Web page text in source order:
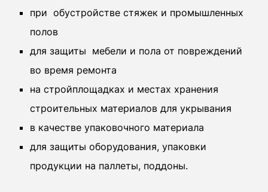
при обустройстве стяжек и промышленных
полов
для защиты мебели и пола от повреждений
во время ремонта
на стройплощадках и местах хранения
строительных материалов для укрывания
в качестве упаковочного материала
для защиты оборудования, упаковки
продукции на паллеты, поддоны.